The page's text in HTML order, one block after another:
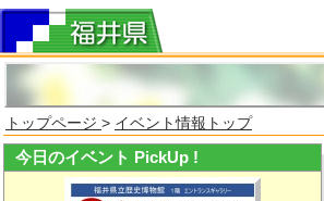
トップページ > イベント情報トップ
今日のイベント PickUp !